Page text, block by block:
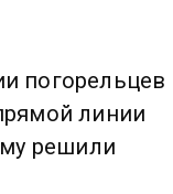
погорельцев
линии
решили